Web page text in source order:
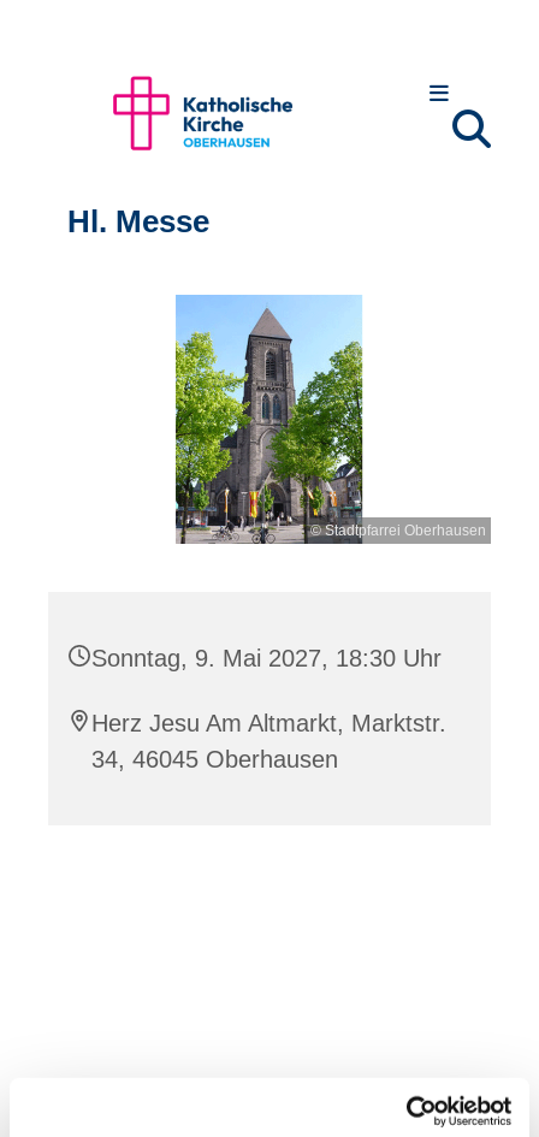
Hl. Messe
© Stadtpfarrei Oberhausen
Sonntag, 9. Mai 2027, 18:30 Uhr
Herz Jesu Am Altmarkt, Marktstr.
34, 46045 Oberhausen